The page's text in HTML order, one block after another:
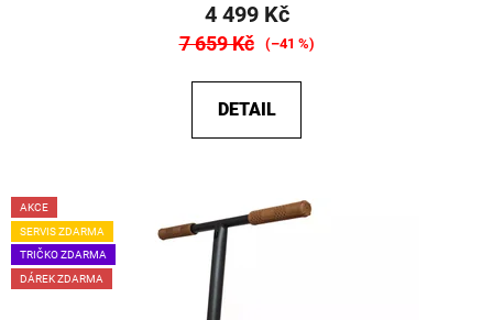
4 499 Kč
7 659 Kč (–41 %)
DETAIL
AKCE
SERVIS ZDARMA
TRIČKO ZDARMA
DÁREK ZDARMA